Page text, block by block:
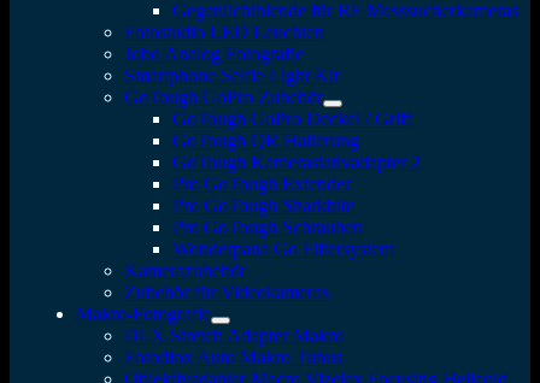
Gegenlichtblende für RF Messsucherkameras
Fotostudio LED Leuchten
Jobo Analog Fotografie
Smartphone Selfie Light Kit
GoTough GoPro Zubehör
GoTough GoPro Deckel / Griff
GoTough QR Halterung
GoTough Kamerastativadapter 2
Pro GoTough Extender
Pro GoTough Sharkbite
Pro GoTough Schrauben
Wonderpana Go Filtersystem
Kamerazubehör
Zubehör für Videokameras
Makro-Fotografie
DLX Stretch Adapter Makro
Fotodiox Auto Makro Tubus
Objektivadapter Macro Vizelex Focusing Helicoid